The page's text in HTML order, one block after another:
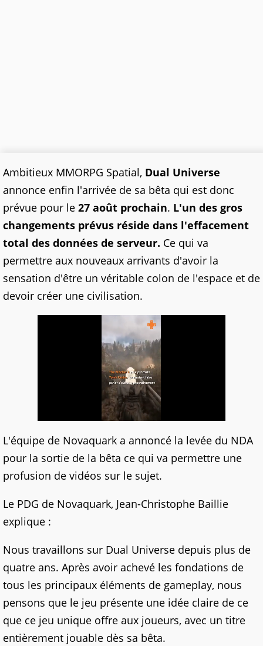
Ambitieux MMORPG Spatial, Dual Universe
annonce enfin l'arrivée de sa bêta qui est donc
prévue pour le 27 août prochain. L'un des gros
changements prévus réside dans l'effacement
total des données de serveur. Ce qui va
permettre aux nouveaux arrivants d'avoir la
sensation d'être un véritable colon de l'espace et de
devoir créer une civilisation.
L'équipe de Novaquark a annoncé la levée du NDA
pour la sortie de la bêta ce qui va permettre une
profusion de vidéos sur le sujet.
Le PDG de Novaquark, Jean-Christophe Baillie
explique :
Nous travaillons sur Dual Universe depuis plus de
quatre ans. Après avoir achevé les fondations de
tous les principaux éléments de gameplay, nous
pensons que le jeu présente une idée claire de ce
que ce jeu unique offre aux joueurs, avec un titre
entièrement jouable dès sa bêta.